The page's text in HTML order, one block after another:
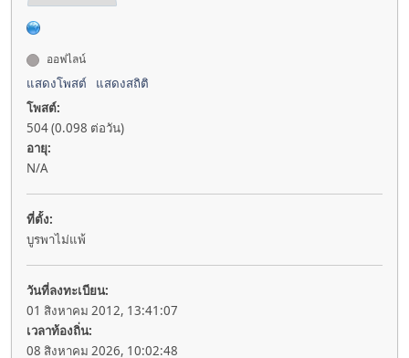
ออฟไลน์
แสดงโพสต์
แสดงสถิติ
โพสต์:
504 (0.098 ต่อวัน)
อายุ:
N/A
ที่ตั้ง:
บูรพาไม่แพ้
วันที่ลงทะเบียน:
01 สิงหาคม 2012, 13:41:07
เวลาท้องถิ่น:
08 สิงหาคม 2026, 10:02:48